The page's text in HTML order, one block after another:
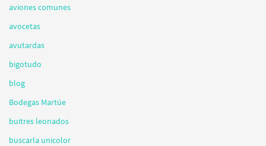
aviones comunes
avocetas
avutardas
bigotudo
blog
Bodegas Martúe
buitres leonados
buscarla unicolor